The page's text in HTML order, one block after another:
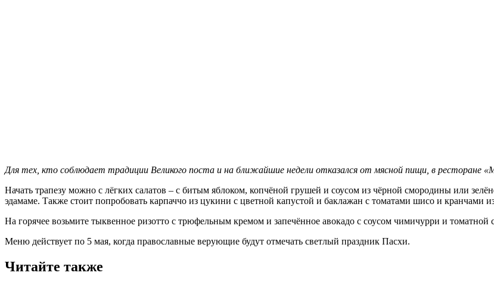
Для тех, кто соблюдает традиции Великого поста и на ближайшие недели отказался от мясной пищи, в ресторане
Начать трапезу можно с лёгких салатов – с битым яблоком, копчёной грушей и соусом из чёрной смородины или
эдамаме. Также стоит попробовать карпаччо из цукини с цветной капустой и ⁠баклажан с томатами шисо и кранчами
На горячее возьмите тыквенное ризотто с трюфельным кремом и запечённое авокадо с соусом чимичурри и
Меню действует по 5 мая, когда православные верующие будут отмечать светлый праздник Пасхи.
Читайте также